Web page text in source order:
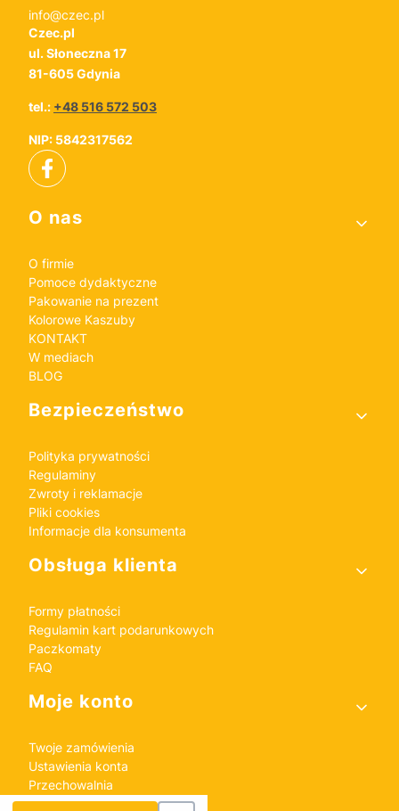
info@czec.pl
Czec.pl
ul. Słoneczna 17
81-605 Gdynia
tel.: +48 516 572 503
NIP: 5842317562
Linki w stopce
O nas
O firmie
Pomoce dydaktyczne
Pakowanie na prezent
Kolorowe Kaszuby
KONTAKT
W mediach
BLOG
Bezpieczeństwo
Polityka prywatności
Regulaminy
Zwroty i reklamacje
Pliki cookies
Informacje dla konsumenta
Obsługa klienta
Formy płatności
Regulamin kart podarunkowych
Paczkomaty
FAQ
Moje konto
Twoje zamówienia
Ustawienia konta
Przechowalnia